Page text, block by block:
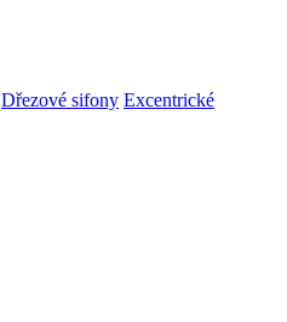
Dřezové sifony Excentrické